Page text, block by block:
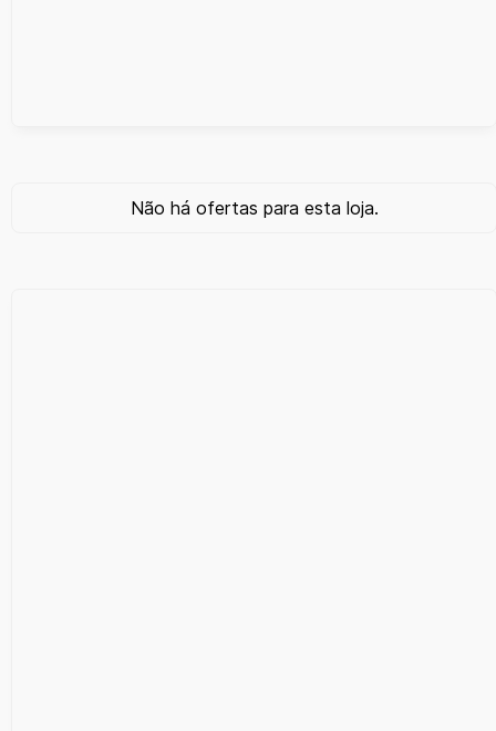
Não há ofertas para esta loja.